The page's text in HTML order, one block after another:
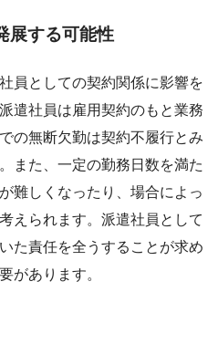
展する可能性
員としての契約関係に影響を
遣社員は雇用契約のもと業務
の無断欠勤は契約不履行とみ
また、一定の勤務日数を満た
難しくなったり、場合によっ
えられます。派遣社員として
た責任を全うすることが求め
があります。